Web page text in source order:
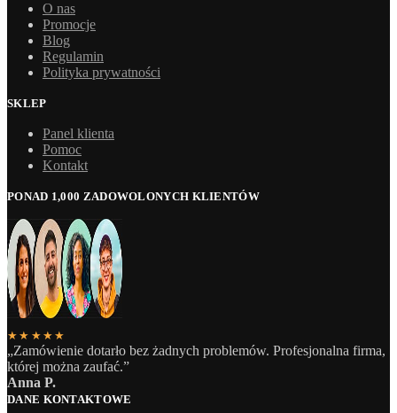
O nas
Promocje
Blog
Regulamin
Polityka prywatności
SKLEP
Panel klienta
Pomoc
Kontakt
PONAD 1,000 ZADOWOLONYCH KLIENTÓW
★★★★★
„Zamówienie dotarło bez żadnych problemów. Profesjonalna firma,
której można zaufać.”
Anna P.
DANE KONTAKTOWE